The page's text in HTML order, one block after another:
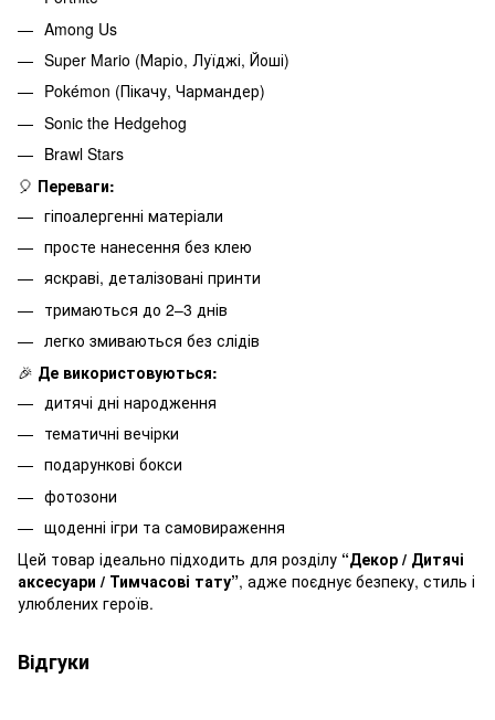
Among Us
Super Mario (Маріо, Луїджі, Йоші)
Pokémon (Пікачу, Чармандер)
Sonic the Hedgehog
Brawl Stars
🎈 Переваги:
гіпоалергенні матеріали
просте нанесення без клею
яскраві, деталізовані принти
тримаються до 2–3 днів
легко змиваються без слідів
🎉 Де використовуються:
дитячі дні народження
тематичні вечірки
подарункові бокси
фотозони
щоденні ігри та самовираження
Цей товар ідеально підходить для розділу “Декор / Дитячі
аксесуари / Тимчасові тату”, адже поєднує безпеку, стиль і
улюблених героїв.
Відгуки